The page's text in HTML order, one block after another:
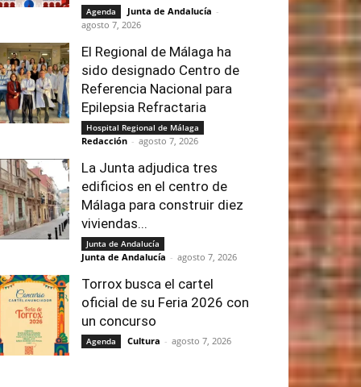
Agenda Junta de Andalucía -
agosto 7, 2026
El Regional de Málaga ha
sido designado Centro de
Referencia Nacional para
Epilepsia Refractaria
Hospital Regional de Málaga
Redacción - agosto 7, 2026
La Junta adjudica tres
edificios en el centro de
Málaga para construir diez
viviendas...
Junta de Andalucía
Junta de Andalucía - agosto 7, 2026
Torrox busca el cartel
oficial de su Feria 2026 con
un concurso
Agenda Cultura - agosto 7, 2026